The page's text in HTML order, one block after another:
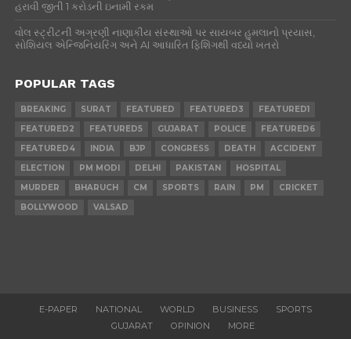
હરાવી જીતી 1 કરોડની ઇનામી રકમ
વોલ સ્ટ્રીટની અગ્રણી નાણાકીય સંસ્થાઓ પર સાયબર હુમલાનો પ્રયાસ,
સોશિયલ એન્જિનિયરિંગ અને AI આધારિત ફિશિંગથી વધ્યો ખતરો
POPULAR TAGS
BREAKING SURAT FEATURED FEATURED3
FEATURED1
FEATURED2
FEATURED5 GUJARAT POLICE
FEATURED6
FEATURED4
INDIA BJP CONGRESS DEATH
ACCIDENT
ELECTION
PM MODI DELHI PAKISTAN
HOSPITAL
MURDER
BHARUCH CM SPORTS RAIN PM
CRICKET
BOLLYWOOD
VALSAD
E-PAPER NATIONAL WORLD BUSINESS
SPORTS
GUJARAT
OPINION MORE